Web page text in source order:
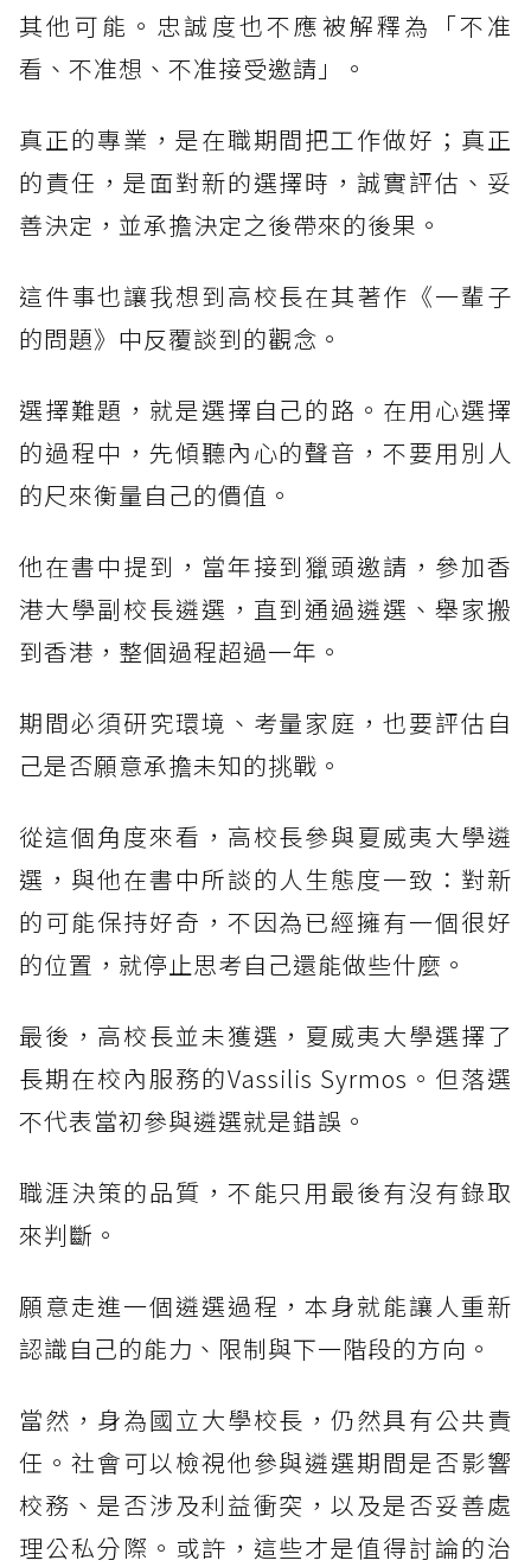
其他可能。忠誠度也不應被解釋為「不准
看、不准想、不准接受邀請」。
真正的專業，是在職期間把工作做好；真正
的責任，是面對新的選擇時，誠實評估、妥
善決定，並承擔決定之後帶來的後果。
這件事也讓我想到高校長在其著作《一輩子
的問題》中反覆談到的觀念。
選擇難題，就是選擇自己的路。在用心選擇
的過程中，先傾聽內心的聲音，不要用別人
的尺來衡量自己的價值。
他在書中提到，當年接到獵頭邀請，參加香
港大學副校長遴選，直到通過遴選、舉家搬
到香港，整個過程超過一年。
期間必須研究環境、考量家庭，也要評估自
己是否願意承擔未知的挑戰。
從這個角度來看，高校長參與夏威夷大學遴
選，與他在書中所談的人生態度一致：對新
的可能保持好奇，不因為已經擁有一個很好
的位置，就停止思考自己還能做些什麼。
最後，高校長並未獲選，夏威夷大學選擇了
長期在校內服務的Vassilis Syrmos。但落選
不代表當初參與遴選就是錯誤。
職涯決策的品質，不能只用最後有沒有錄取
來判斷。
願意走進一個遴選過程，本身就能讓人重新
認識自己的能力、限制與下一階段的方向。
當然，身為國立大學校長，仍然具有公共責
任。社會可以檢視他參與遴選期間是否影響
校務、是否涉及利益衝突，以及是否妥善處
理公私分際。或許，這些才是值得討論的治